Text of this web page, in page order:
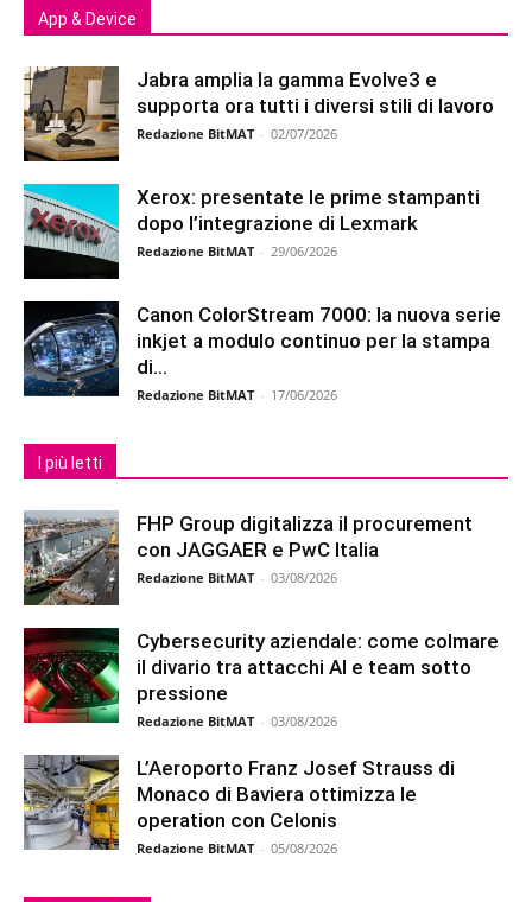
App & Device
Jabra amplia la gamma Evolve3 e
supporta ora tutti i diversi stili di lavoro
Redazione BitMAT - 02/07/2026
Xerox: presentate le prime stampanti
dopo l’integrazione di Lexmark
Redazione BitMAT - 29/06/2026
Canon ColorStream 7000: la nuova serie
inkjet a modulo continuo per la stampa
di...
Redazione BitMAT - 17/06/2026
I più letti
FHP Group digitalizza il procurement
con JAGGAER e PwC Italia
Redazione BitMAT - 03/08/2026
Cybersecurity aziendale: come colmare
il divario tra attacchi AI e team sotto
pressione
Redazione BitMAT - 03/08/2026
L’Aeroporto Franz Josef Strauss di
Monaco di Baviera ottimizza le
operation con Celonis
Redazione BitMAT - 05/08/2026